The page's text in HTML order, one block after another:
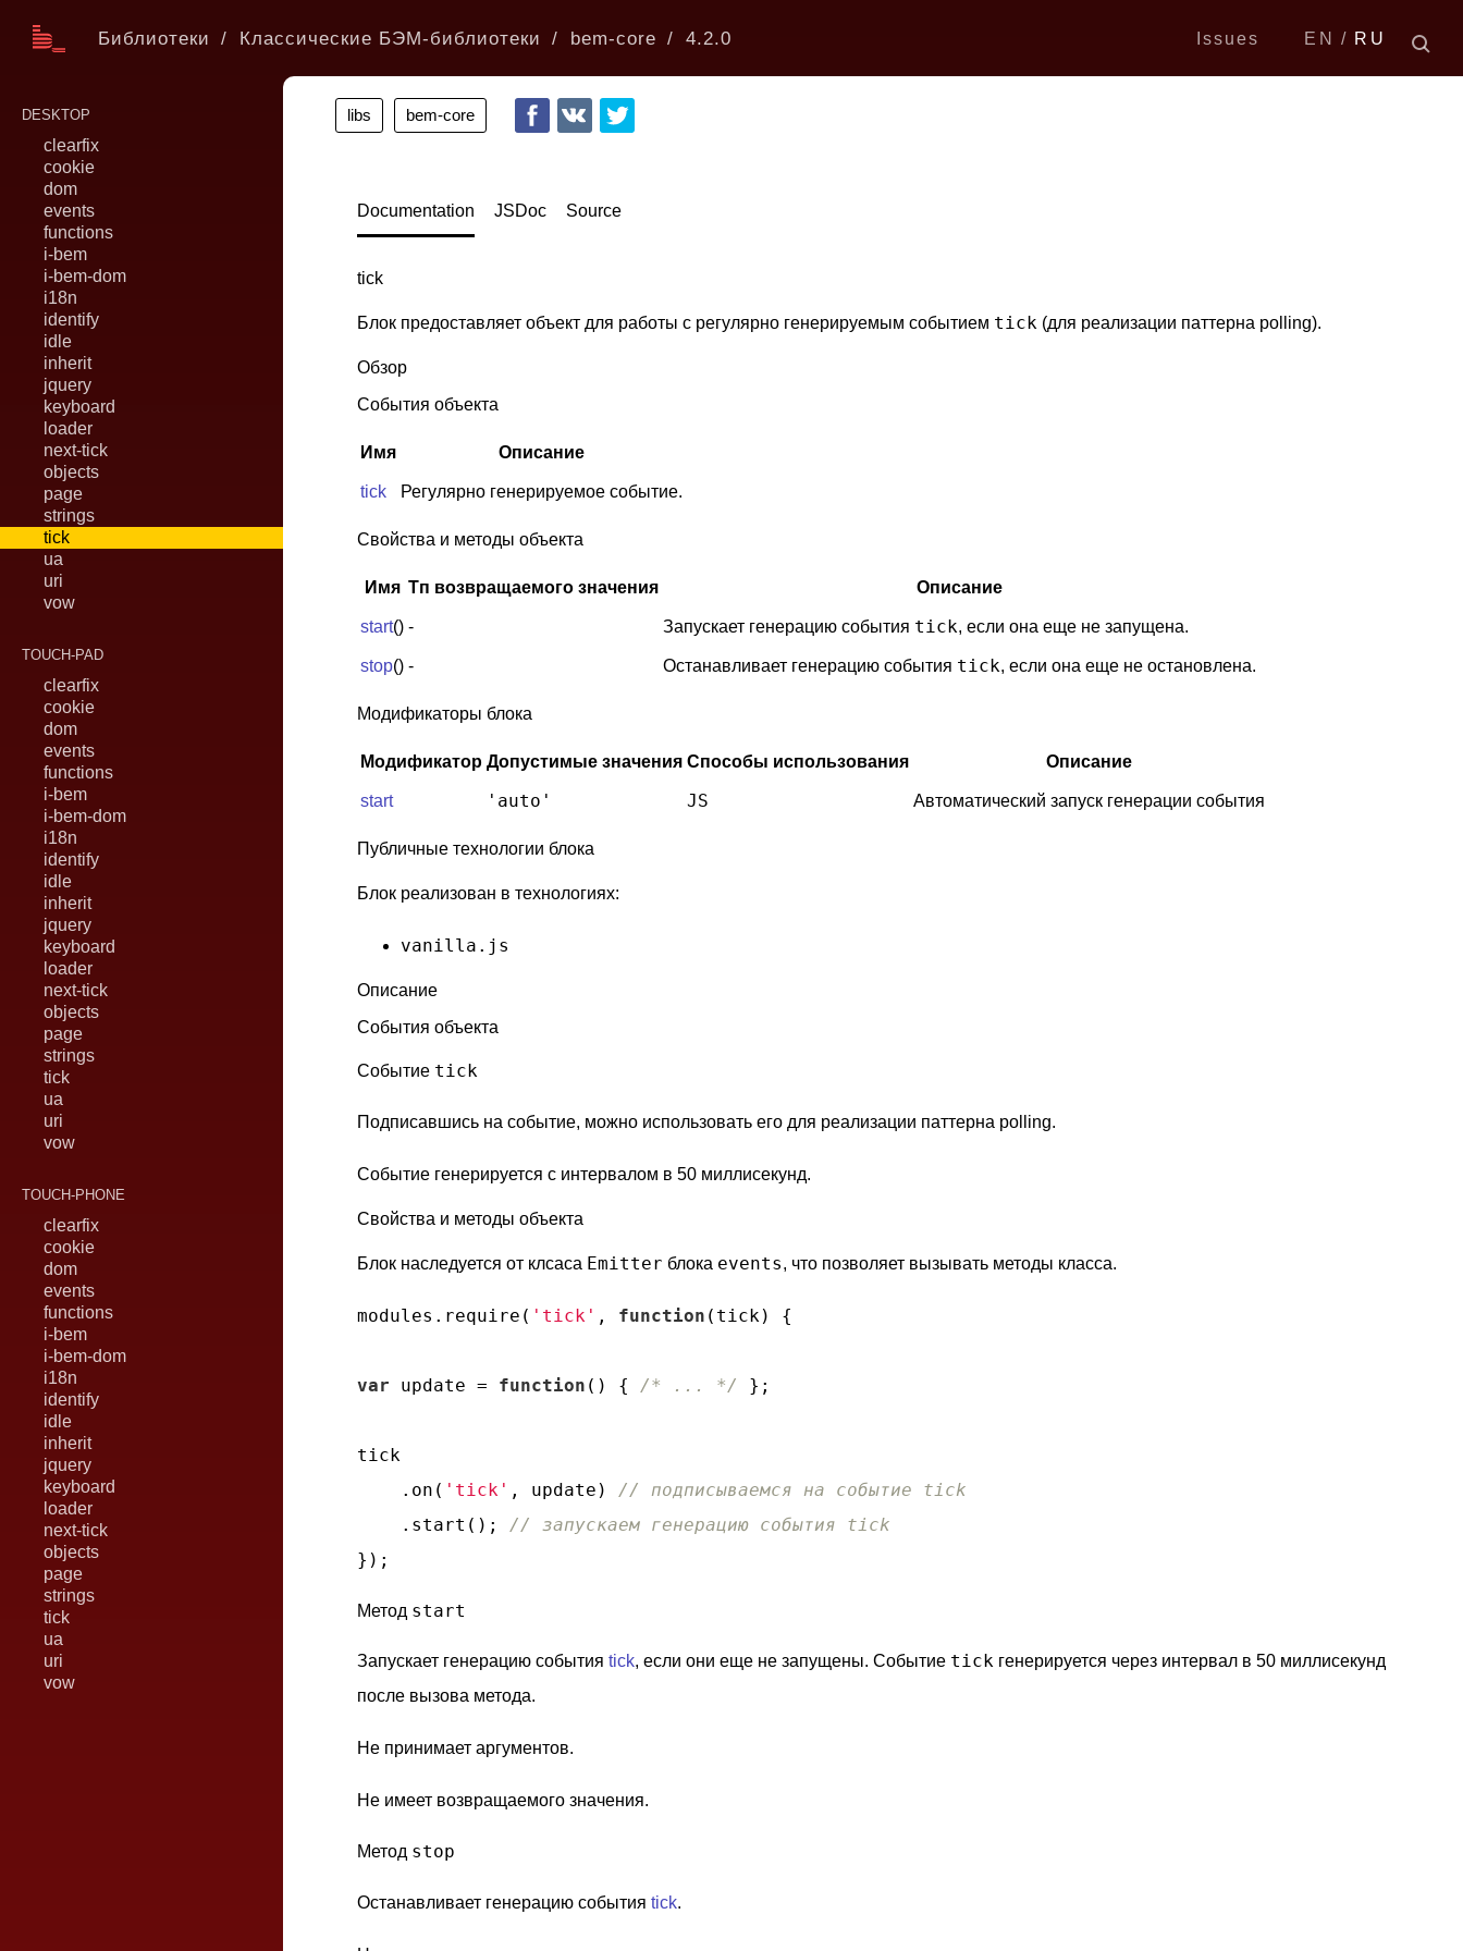
EN RU
Issues
Библиотеки Классические БЭМ-библиотеки bem-core 4.2.0
DESKTOP
clearfix
cookie
dom
events
functions
i-bem
i-bem-dom
i18n
identify
idle
inherit
jquery
keyboard
loader
next-tick
objects
page
strings
tick
ua
uri
vow
TOUCH-PAD
clearfix
cookie
dom
events
functions
i-bem
i-bem-dom
i18n
identify
idle
inherit
jquery
keyboard
loader
next-tick
objects
page
strings
tick
ua
uri
vow
TOUCH-PHONE
clearfix
cookie
dom
events
functions
i-bem
i-bem-dom
i18n
identify
idle
inherit
jquery
keyboard
loader
next-tick
objects
page
strings
tick
ua
uri
vow
Documentation JSDoc Source
tick
Блок предоставляет объект для работы с регулярно генерируемым событием tick (для реализации паттерна polling).
Обзор
События объекта
Имя Описание
tick Регулярно генерируемое событие.
Свойства и методы объекта
Имя Тп возвращаемого значения Описание
start() - Запускает генерацию события tick, если она еще не запущена.
stop() - Останавливает генерацию события tick, если она еще не остановлена.
Модификаторы блока
Модификатор Допустимые значения Способы использования Описание
start 'auto' JS Автоматический запуск генерации события
Публичные технологии блока
Блок реализован в технологиях:
vanilla.js
Описание
События объекта
Событие tick
Подписавшись на событие, можно использовать его для реализации паттерна polling.
Событие генерируется с интервалом в 50 миллисекунд.
Свойства и методы объекта
Блок наследуется от клсаса Emitter блока events, что позволяет вызывать методы класса.
modules.require( 'tick' , function ( tick ) {
var update = function ( ) { /* ... */ };
tick
    .on(
'tick' , update) // подписываемся на событие tick
    .start();
// запускаем генерацию события tick
Метод start
Запускает генерацию события tick, если они еще не запущены. Событие tick генерируется через интервал в 50 миллисекунд
после вызова метода.
Не принимает аргументов.
Не имеет возвращаемого значения.
Метод stop
Останавливает генерацию события tick.
libs bem-core